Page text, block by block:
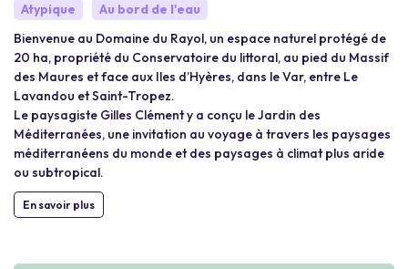
Atypique
Au bord de l'eau
Bienvenue au Domaine du Rayol, un espace naturel protégé de
20 ha, propriété du Conservatoire du littoral, au pied du Massif
des Maures et face aux Iles d’Hyères, dans le Var, entre Le
Lavandou et Saint-Tropez.
Le paysagiste Gilles Clément y a conçu le Jardin des
Méditerranées, une invitation au voyage à travers les paysages
méditerranéens du monde et des paysages à climat plus aride
ou subtropical.
En savoir plus